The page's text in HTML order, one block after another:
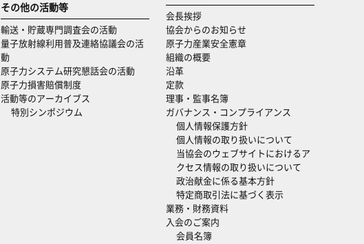
その他の活動等
輸送・貯蔵専門調査会の活動
量子放射線利用普及連絡協議会の活
動
原子力システム研究懇話会の活動
原子力損害賠償制度
活動等のアーカイブス
特別シンポジウム
会長挨拶
協会からのお知らせ
原子力産業安全憲章
組織の概要
沿革
定款
理事・監事名簿
ガバナンス・コンプライアンス
個人情報保護方針
個人情報の取り扱いについて
当協会のウェブサイトにおけるア
クセス情報の取り扱いについて
政治献金に係る基本方針
特定商取引法に基づく表示
業務・財務資料
入会のご案内
会員名簿